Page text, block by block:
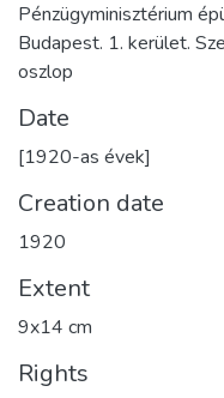
Pénzügyminisztérium
Budapest. 1. kerület.
oszlop
Date
[1920-as évek]
Creation date
1920
Extent
9x14 cm
Rights